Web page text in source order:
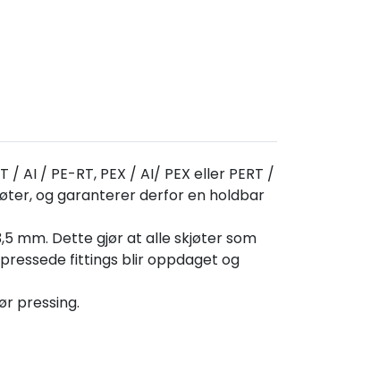
/ PE-RT, PEX / AI/ PEX eller PERT /
og garanterer derfor en holdbar
mm. Dette gjør at alle skjøter som
fittings blir oppdaget og
pressing.